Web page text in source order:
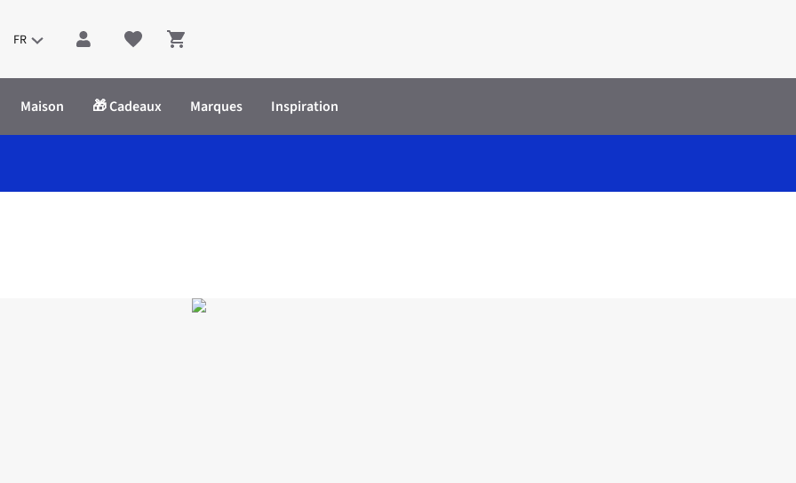
FR Shopping cart
Maison 🎁 Cadeaux Marques Inspiration